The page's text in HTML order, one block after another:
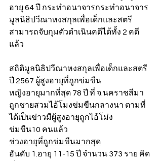
อายุ 64 ปี กระทำอนาจารกระทำอนาจาร
มูลนิธิปวีณาหงสกุลเพื่อเด็กและสตรี
สามารถจับกุมตัวดำเนินคดีได้ทั้ง 2 คดี
แล้ว
สถิติมูลนิธิปวีณาหงสกุลเพื่อเด็กและสตรี
ปี 2567 ผู้สูงอายุที่ถูกข่มขืน
หญิงอายุมากที่สุด 78 ปี ที่ จ.นคราชสีมา
ถูกชายสวมไอ้โมงข่มขืนกลางนา ตามที่
ได้เป็นข่าวมีผู้สูงอายุถูกไอ้โม่ง
ข่มขืน10 คนแล้ว
ช่วงอายุที่ถูกข่มขืนมากสุด
อันดับ 1.อายุ 11-15 ปี จำนวน 373 ราย คิด